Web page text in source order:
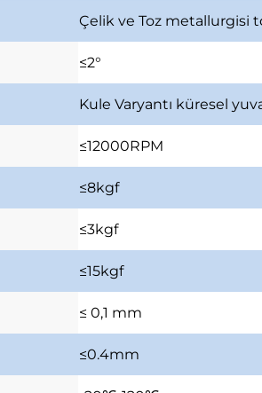
Çelik ve Toz metallurgisi
≤2°
Kule Varyantı küresel
≤12000RPM
≤8kgf
≤3kgf
≤15kgf
≤ 0,1 mm
≤0.4mm